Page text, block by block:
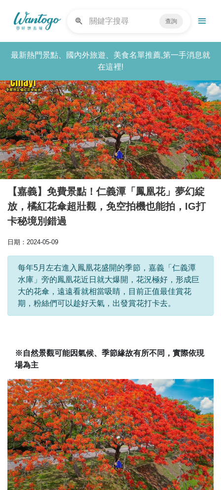
查詢
最新熱門景點、國內外旅遊、美食名單推薦,第一手消息就
在這裡!
【嘉義】免費景點！仁義潭「鳳凰花」夢幻綻
放，橘紅花傘超壯觀，免空拍機也能拍，IG打
卡秘境別錯過
日期：2024-05-09
每年5月左右進入鳳凰花盛開的季節，嘉義「仁義潭
水庫」旁的鳳凰花近日就大爆開，花況極好，形成巨
大的花傘，遠遠看就相當吸睛，目前正值最佳賞花
期，粉絲們可以趁好天氣，出發賞花打卡去。
※自然景觀可能因氣候、季節緣故有所不同，實際依現
場為主